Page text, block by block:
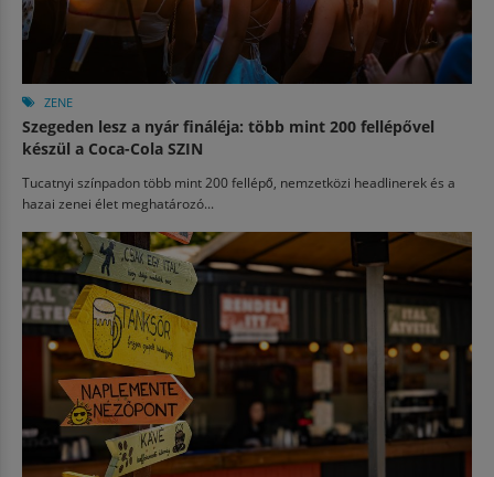
ZENE
Szegeden lesz a nyár fináléja: több mint 200 fellépővel
készül a Coca-Cola SZIN
Tucatnyi színpadon több mint 200 fellépő, nemzetközi headlinerek és a
hazai zenei élet meghatározó...